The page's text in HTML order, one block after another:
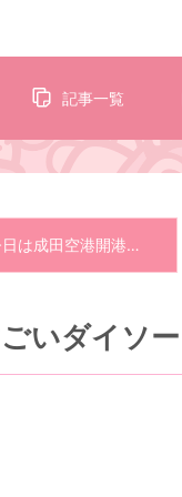
記事一覧
は成田空港開港記念日
いダイソ